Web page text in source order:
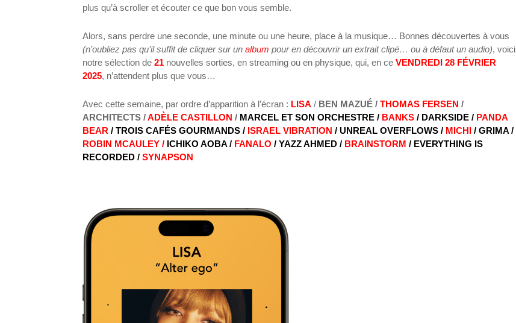
plus qu’à scroller et écouter ce que bon vous semble.
Alors, sans perdre une seconde, une minute ou une heure, place à la musique… Bonnes découvertes à vous
(n’oubliez pas qu’il suffit de cliquer sur un album pour en découvrir un extrait clipé… ou à défaut un audio), voici
notre sélection de 21 nouvelles sorties, en streaming ou en physique, qui, en ce VENDREDI 28 FÉVRIER
2025, n’attendent plus que vous…
Avec cette semaine, par ordre d’apparition à l’écran : LISA / BEN MAZUÉ / THOMAS FERSEN /
ARCHITECTS /ADÈLE CASTILLON / MARCEL ET SON ORCHESTRE / BANKS / DARKSIDE / PANDA
BEAR / TROIS CAFÉS GOURMANDS / ISRAEL VIBRATION / UNREAL OVERFLOWS / MICHI / GRIMA /
ROBIN MCAULEY / ICHIKO AOBA / FANALO / YAZZ AHMED / BRAINSTORM / EVERYTHING IS
RECORDED / SYNAPSON